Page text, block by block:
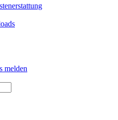
melden